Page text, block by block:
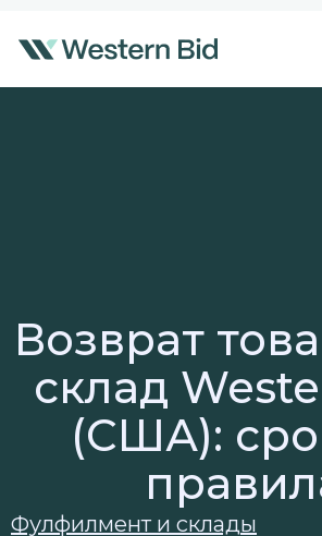
Возврат
склад
(США):
Фулфилмент и склады